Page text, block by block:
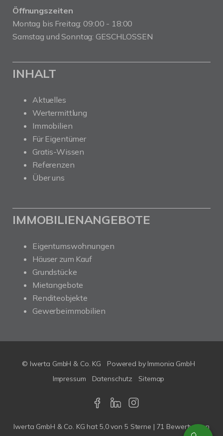
Öffnungszeiten
Montag bis Freitag: 09:00 - 18:00
Samstag und Sonntag: GESCHLOSSEN
INHALT
Aktuelles
Wertermittlung
Immobilien
Für Eigentümer
Gratis-Wissen
Referenzen
Über uns
IMMOBILIENANGEBOTE
Eigentumswohnungen
Häuser zum Kauf
Grundstücke
Mietangebote
Renditeobjekte
Gewerbeimmobilien
© Iwerta GmbH & Co. KG Powered by Immonia GmbH
Impressum
Datenschutz Sitemap
Iwerta GmbH & Co. KG hat 5,0von 5 Sterne | 71 Bewertungen